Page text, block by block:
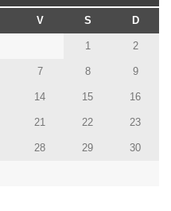
V S D
1 2
7 8 9
14 15 16
21 22 23
28 29 30